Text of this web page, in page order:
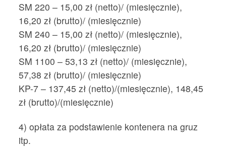
SM 220 – 15,00 zł (netto)/ (miesięcznie),
16,20 zł (brutto)/ (miesięcznie)
SM 240 – 15,00 zł (netto)/ (miesięcznie),
16,20 zł (brutto)/ (miesięcznie)
SM 1100 – 53,13 zł (netto)/ (miesięcznie),
57,38 zł (brutto)/ (miesięcznie)
KP-7 – 137,45 zł (netto)/(miesięcznie), 148,45
zł (brutto)/(miesięcznie)
4) opłata za podstawienie kontenera na gruz
itp.